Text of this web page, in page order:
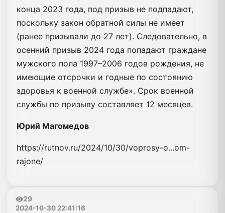
конца 2023 года, под призыв не подпадают,
поскольку закон обратной силы не имеет
(ранее призывали до 27 лет). Следовательно, в
осенний призыв 2024 года попадают граждане
мужского пола 1997–2006 годов рождения, не
имеющие отсрочки и годные по состоянию
здоровья к военной службе». Срок военной
службы по призыву составляет 12 месяцев.
Юрий Магомедов
https://rutnov.ru/2024/10/30/voprosy-o...om-
rajone/
29
2024-10-30 22:41:16